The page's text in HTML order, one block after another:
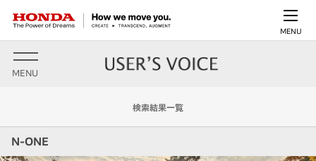
MENU
MENU
検索結果一覧
N-ONE